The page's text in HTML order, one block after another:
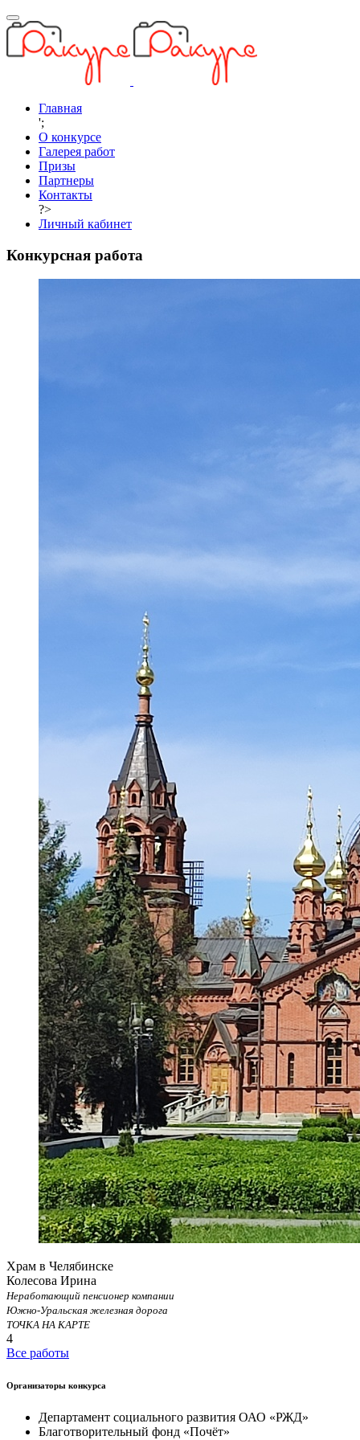
Главная
';
О конкурсе
Галерея работ
Призы
Партнеры
Контакты
?>
Личный кабинет
Конкурсная работа
Храм в Челябинске
Колесова Ирина
Неработающий пенсионер компании
Южно-Уральская железная дорога
ТОЧКА НА КАРТЕ
4
Все работы
Организаторы конкурса
Департамент социального развития ОАО «РЖД»
Благотворительный фонд «Почёт»